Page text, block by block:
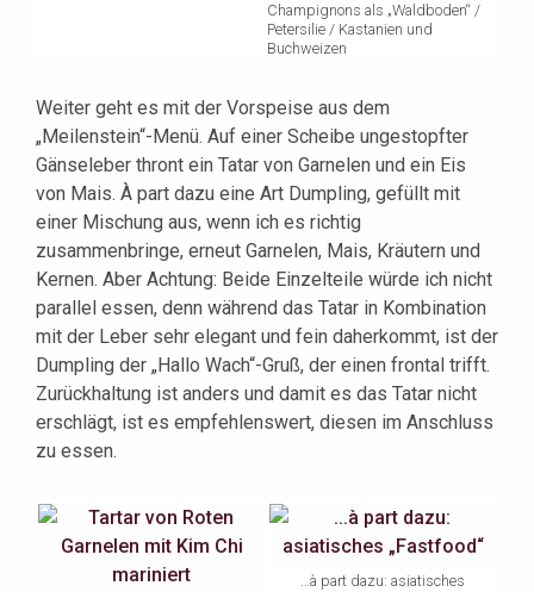
Champignons als „Waldboden“ /
Petersilie / Kastanien und
Buchweizen
Weiter geht es mit der Vorspeise aus dem
„Meilenstein“-Menü. Auf einer Scheibe ungestopfter
Gänseleber thront ein Tatar von Garnelen und ein Eis
von Mais. À part dazu eine Art Dumpling, gefüllt mit
einer Mischung aus, wenn ich es richtig
zusammenbringe, erneut Garnelen, Mais, Kräutern und
Kernen. Aber Achtung: Beide Einzelteile würde ich nicht
parallel essen, denn während das Tatar in Kombination
mit der Leber sehr elegant und fein daherkommt, ist der
Dumpling der „Hallo Wach“-Gruß, der einen frontal trifft.
Zurückhaltung ist anders und damit es das Tatar nicht
erschlägt, ist es empfehlenswert, diesen im Anschluss
zu essen.
…à part dazu: asiatisches